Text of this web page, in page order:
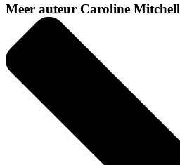
Meer auteur Caroline Mitchell